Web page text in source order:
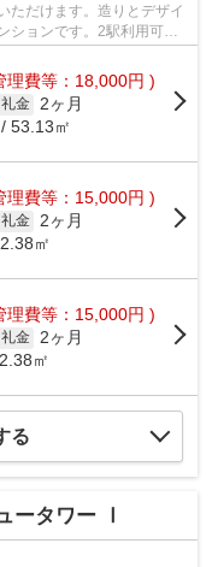
ただけます。造りとデザイ
ションです。2駅利用可物
理費等：18,000円 )
礼金 2ヶ月
53.13㎡
理費等：15,000円 )
礼金 2ヶ月
㎡
理費等：15,000円 )
礼金 2ヶ月
㎡
る
ータワー Ⅰ